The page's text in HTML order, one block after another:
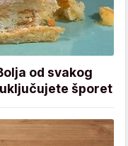
od svakog
šporet